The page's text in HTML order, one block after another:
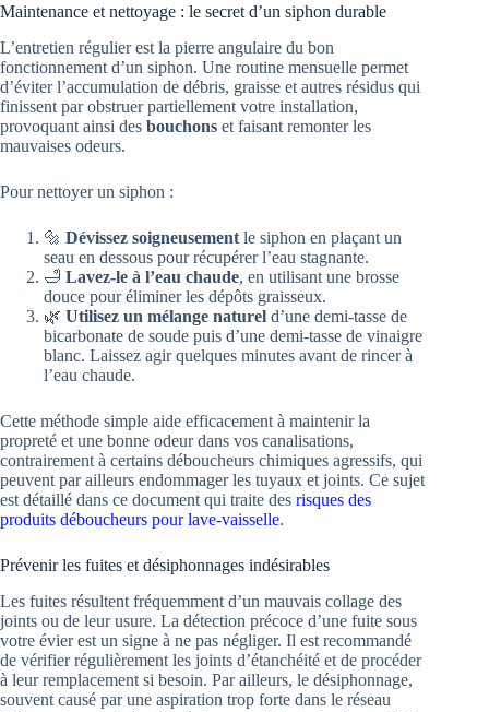
Maintenance et nettoyage : le secret d’un siphon durable
L’entretien régulier est la pierre angulaire du bon
fonctionnement d’un siphon. Une routine mensuelle permet
d’éviter l’accumulation de débris, graisse et autres résidus qui
finissent par obstruer partiellement votre installation,
provoquant ainsi des bouchons et faisant remonter les
mauvaises odeurs.
Pour nettoyer un siphon :
🔩 Dévissez soigneusement le siphon en plaçant un
seau en dessous pour récupérer l’eau stagnante.
🛁 Lavez-le à l’eau chaude, en utilisant une brosse
douce pour éliminer les dépôts graisseux.
🌿 Utilisez un mélange naturel d’une demi-tasse de
bicarbonate de soude puis d’une demi-tasse de vinaigre
blanc. Laissez agir quelques minutes avant de rincer à
l’eau chaude.
Cette méthode simple aide efficacement à maintenir la
propreté et une bonne odeur dans vos canalisations,
contrairement à certains déboucheurs chimiques agressifs, qui
peuvent par ailleurs endommager les tuyaux et joints. Ce sujet
est détaillé dans ce document qui traite des risques des
produits déboucheurs pour lave-vaisselle.
Prévenir les fuites et désiphonnages indésirables
Les fuites résultent fréquemment d’un mauvais collage des
joints ou de leur usure. La détection précoce d’une fuite sous
votre évier est un signe à ne pas négliger. Il est recommandé
de vérifier régulièrement les joints d’étanchéité et de procéder
à leur remplacement si besoin. Par ailleurs, le désiphonnage,
souvent causé par une aspiration trop forte dans le réseau